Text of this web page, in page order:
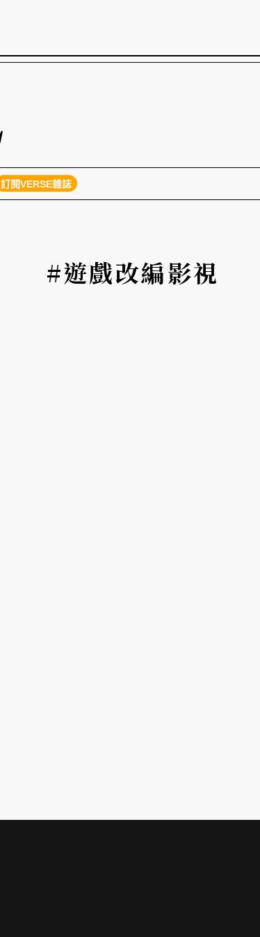
訂閱VERSE雜誌
#遊戲改編影視